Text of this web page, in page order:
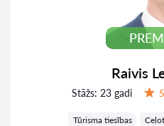
Raivis
Stāžs: 23 gadi 5
Tūrisma tiesības